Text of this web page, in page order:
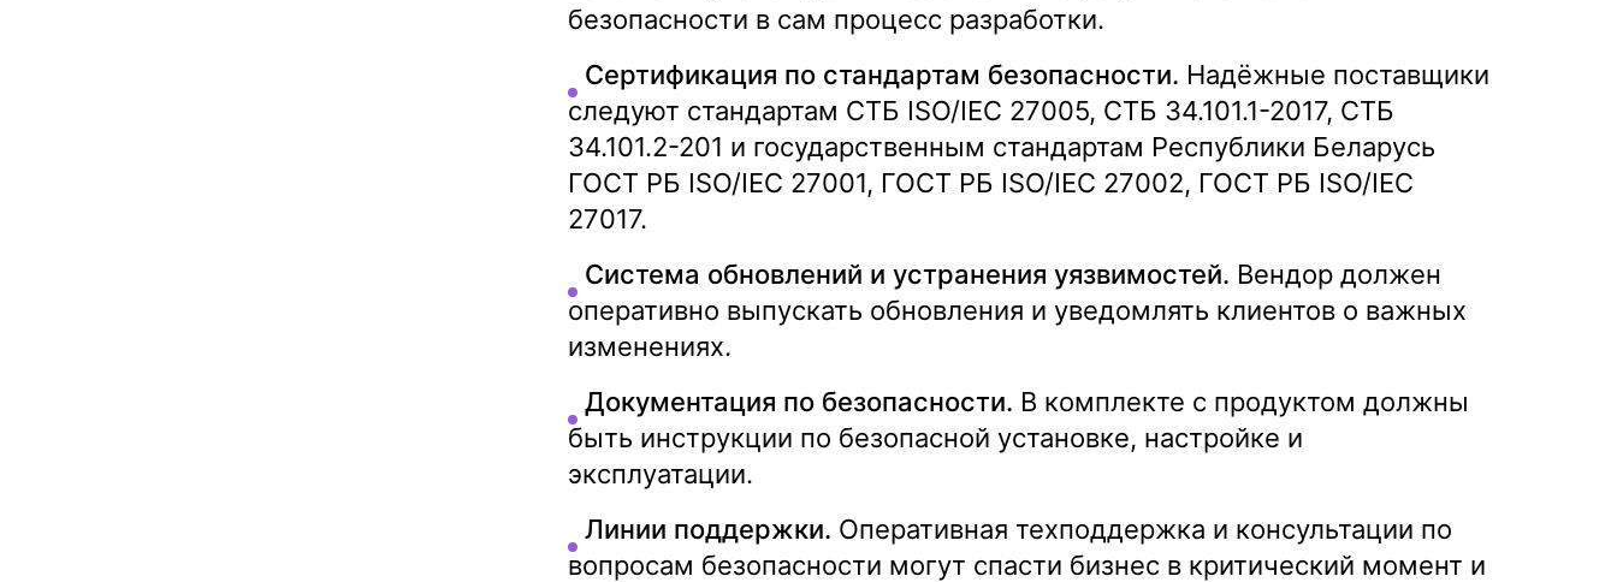
безопасности в сам процесс разработки.
Сертификация по стандартам безопасности. Надёжные поставщики
следуют стандартам СТБ ISO/IEC 27005, СТБ 34.101.1-2017, СТБ
34.101.2-201 и государственным стандартам Республики Беларусь
ГОСТ РБ ISO/IEC 27001, ГОСТ РБ ISO/IEC 27002, ГОСТ РБ ISO/IEC
27017.
Система обновлений и устранения уязвимостей. Вендор должен
оперативно выпускать обновления и уведомлять клиентов о важных
изменениях.
Документация по безопасности. В комплекте с продуктом должны
быть инструкции по безопасной установке, настройке и
эксплуатации.
Линии поддержки. Оперативная техподдержка и консультации по
вопросам безопасности могут спасти бизнес в критический момент и